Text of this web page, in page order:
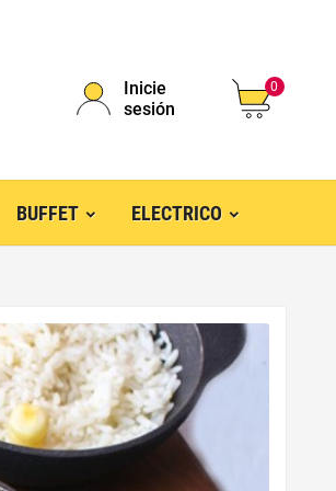
Inicie
sesión
0
BUFFET ELECTRICO